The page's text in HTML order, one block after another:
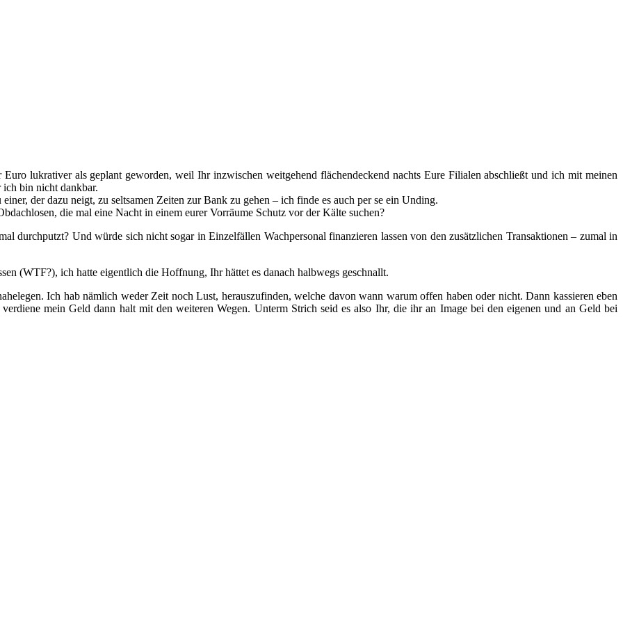
lukrativer als geplant geworden, weil Ihr inzwischen weitgehend flächendeckend nachts Eure Filialen abschließt und ich mit meinen
ich bin nicht dankbar.
der dazu neigt, zu seltsamen Zeiten zur Bank zu gehen – ich finde es auch per se ein Unding.
die mal eine Nacht in einem eurer Vorräume Schutz vor der Kälte suchen?
durchputzt? Und würde sich nicht sogar in Einzelfällen Wachpersonal finanzieren lassen von den zusätzlichen Transaktionen – zumal in
(WTF?), ich hatte eigentlich die Hoffnung, Ihr hättet es danach halbwegs geschnallt.
Ich hab nämlich weder Zeit noch Lust, herauszufinden, welche davon wann warum offen haben oder nicht. Dann kassieren eben
mein Geld dann halt mit den weiteren Wegen. Unterm Strich seid es also Ihr, die ihr an Image bei den eigenen und an Geld bei